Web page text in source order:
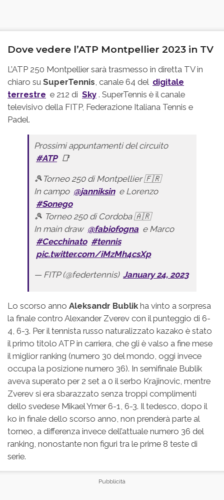
Dove vedere l’ATP Montpellier 2023 in TV
L’ATP 250 Montpellier sarà trasmesso in diretta TV in
chiaro su SuperTennis , canale 64 del digitale
terrestre e 212 di Sky . SuperTennis è il canale
televisivo della FITP, Federazione Italiana Tennis e
Padel.
Prossimi appuntamenti del circuito
#ATP 📑
🎾Torneo 250 di Montpellier 🇫🇷
In campo @janniksin e Lorenzo
#Sonego
🎾 Torneo 250 di Cordoba 🇦🇷
In main draw @fabiofogna e Marco
#Cecchinato #tennis
pic.twitter.com/iMzMh4csXp
— FITP (@federtennis) January 24, 2023
Lo scorso anno Aleksandr Bublikha vinto a sorpresa
la finale contro Alexander Zverev con il punteggio di 6-
4, 6-3. Per il tennista russo naturalizzato kazako è stato
il primo titolo ATP in carriera, che gli è valso a fine mese
il miglior ranking (numero 30 del mondo, oggi invece
occupa la posizione numero 36). In semifinale Bublik
aveva superato per 2 set a 0 il serbo Krajinovic, mentre
Zverev si era sbarazzato senza troppi complimenti
dello svedese Mikael Ymer 6-1, 6-3. Il tedesco, dopo il
ko in finale dello scorso anno, non prenderà parte al
torneo, a differenza invece dell’attuale numero 36 del
ranking, nonostante non figuri tra le prime 8 teste di
serie.